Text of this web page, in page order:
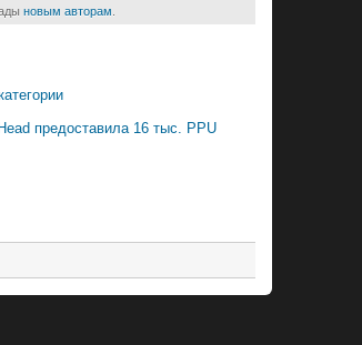
новым авторам
предоставила 16 тыс. PPU